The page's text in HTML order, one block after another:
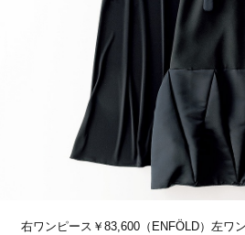
右ワンピース￥83,600（ENFÖLD）左ワ